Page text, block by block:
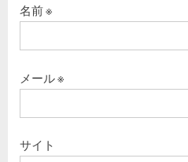
名前※
メール※
サイト